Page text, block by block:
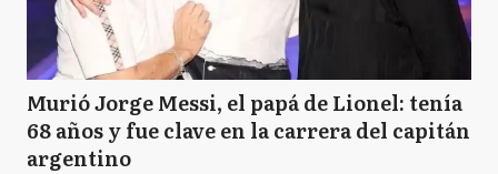
Murió Jorge Messi, el papá de Lionel: tenía
68 años y fue clave en la carrera del capitán
argentino